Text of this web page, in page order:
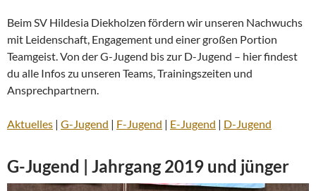
Beim SV Hildesia Diekholzen fördern wir unseren Nachwuchs
mit Leidenschaft, Engagement und einer großen Portion
Teamgeist. Von der G-Jugend bis zur D-Jugend – hier findest
du alle Infos zu unseren Teams, Trainingszeiten und
Ansprechpartnern.
Aktuelles | G-Jugend | F-Jugend | E-Jugend | D-Jugend
G-Jugend | Jahrgang 2019 und jünger